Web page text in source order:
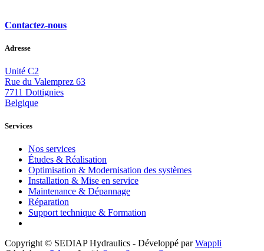
Contactez-nous
Adresse
Unité C2
Rue du Valemprez 63
7711 Dottignies
Belgique
Services
Nos services
Études & Réalisation
Optimisation & Modernisation des systèmes
Installation & Mise en service
Maintenance & Dépannage
Réparation
Support technique & Formation
Copyright © SEDIAP Hydraulics - Développé parWappli